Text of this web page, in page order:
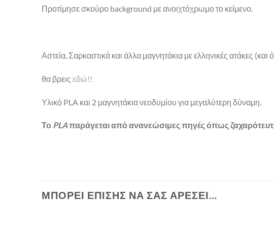
Προτίμησε σκούρο background με ανοιχτόχρωμο το κείμενο.
Αστεία, Σαρκαστικά και άλλα μαγνητάκια με ελληνικές ατάκες
θα βρεις εδώ!!
Υλικό PLA και 2 μαγνητάκια νεοδυμίου για μεγαλύτερη δύναμη.
Το PLAπαράγεται από ανανεώσιμες πηγές όπως
ΜΠΟΡΕΊ ΕΠΊΣΗΣ ΝΑ ΣΑΣ ΑΡΈΣΕΙ…